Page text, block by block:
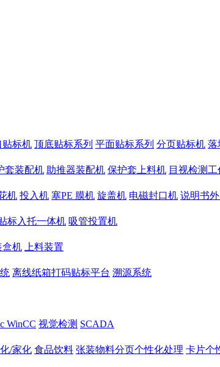
贴标机 顶底贴标系列 平面贴标系列 分页贴标机 落
套装配机 助推器装配机 保护套上料机 目视检测
机 投入机 塞PE 膜机 旋盖机 电磁封口机 说明书
标入托一体机 吸管投置机
盒机
上料装置
离线纸箱打码贴标平台 溯源系统
WinCC 视觉检测 SCADA
/家化 食品饮料 张装物料分页个性化处理 卡片个